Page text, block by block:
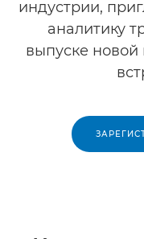
индустрии,
аналитику
выпуске